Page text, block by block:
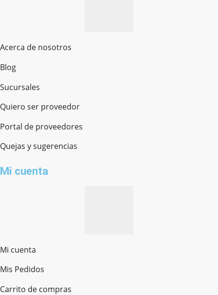
Acerca de nosotros
Blog
Sucursales
Quiero ser proveedor
Portal de proveedores
Quejas y sugerencias
Mi cuenta
Mi cuenta
Mis Pedidos
Carrito de compras